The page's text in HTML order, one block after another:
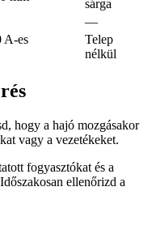
sárga
—
A-es
Telep
nélkül
hogy a hajó mozgásakor
vagy a vezetékeket.
fogyasztókat és a
ellenőrizd a